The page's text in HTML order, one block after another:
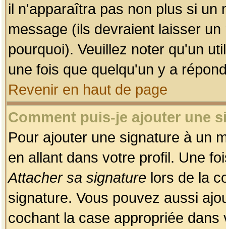
il n'apparaîtra pas non plus si un
message (ils devraient laisser
pourquoi). Veuillez noter qu'un
une fois que quelqu'un y a
Revenir en haut de page
Comment puis-je ajouter une
Pour ajouter une signature à un
en allant dans votre profil. Une
Attacher sa signature lors de la
signature. Vous pouvez aussi
cochant la case appropriée